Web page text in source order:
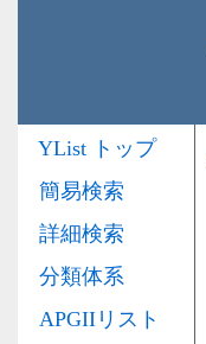
YList トップ
簡易検索
詳細検索
分類体系
APGIIリスト